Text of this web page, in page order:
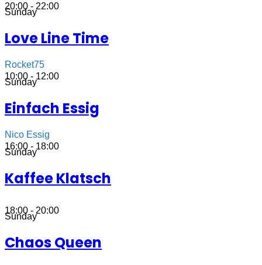
20:00 - 22:00
Sunday
Love Line Time
Rocket75
10:00 - 12:00
Sunday
Einfach Essig
Nico Essig
16:00 - 18:00
Sunday
Kaffee Klatsch
18:00 - 20:00
Sunday
Chaos Queen